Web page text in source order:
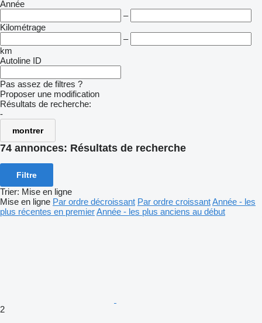
Année
–
Kilométrage
–
km
Autoline ID
Pas assez de filtres ?
Proposer une modification
Résultats de recherche:
-
montrer
74 annonces: Résultats de recherche
Filtre
Trier: Mise en ligne
Mise en ligne Par ordre décroissant Par ordre croissantAnnée - les
plus récentes en premierAnnée - les plus anciens au début
2